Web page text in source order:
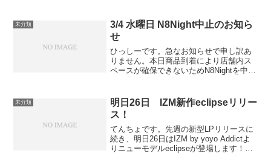
未分類
3/4 水曜日 N8Night中止のお知ら
せ
ひっしーです。急なお知らせで申し訳あ
りません。本日商品到着により店舗内ス
ペースが確保できないためN8Nightを中止
だく予定です。何卒よろしくお願い致し
ます。
未分類
明日26日 IZM新作eclipseリリー
ス！
てんちょです。先週の新型LPリリースに
続き、明日26日はIZM by yoyo Addictよ
りニューモデルeclipseが登場します！